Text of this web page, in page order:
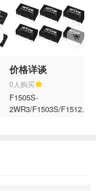
价格详谈
0人购买
F1505S-
2WR3/F1503S/F1512S/